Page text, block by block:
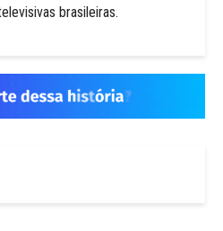
brasileiras.